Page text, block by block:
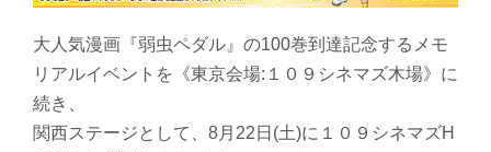
大人気漫画『弱虫ペダル』の100巻到達記念するメモ
リアルイベントを《東京会場:１０９シネマズ木場》に
続き、
関西ステージとして、8月22日(土)に１０９シネマズH